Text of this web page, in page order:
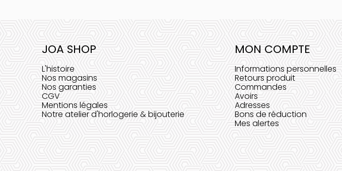
JOA SHOP
L'histoire
Nos magasins
Nos garanties
CGV
Mentions légales
Notre atelier d'horlogerie & bijouterie
MON COMPTE
Informations personnelles
Retours produit
Commandes
Avoirs
Adresses
Bons de réduction
Mes alertes